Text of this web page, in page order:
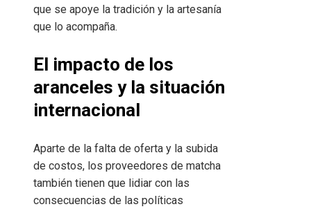
que se apoye la tradición y la artesanía
que lo acompaña.
El impacto de los
aranceles y la situación
internacional
Aparte de la falta de oferta y la subida
de costos, los proveedores de matcha
también tienen que lidiar con las
consecuencias de las políticas